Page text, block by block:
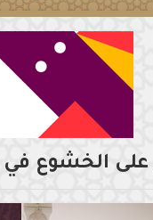
على الخشوع في